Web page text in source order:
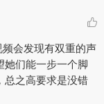
会发现有双重的声
她们能一步一个脚
总之高要求是没错